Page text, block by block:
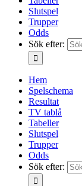
Slutspel
Trupper
Odds
Sök efter:
Hem
Spelschema
Resultat
TV tablå
Tabeller
Slutspel
Trupper
Odds
Sök efter: